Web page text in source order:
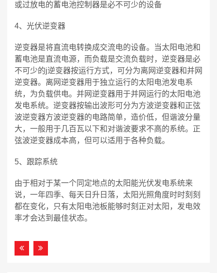
或过放电的蓄电池控制器是必不可少的设备
4、光伏逆变器
逆变器是将直流电转换成交流电的设备。当太阳电池和
蓄电池是直流电源，而负载是交流负载时，逆变器是必
不可少的j逆变器按运行方式，可分为离网逆变器和并网
逆变器。离网逆变器用于独立运行的太阳电池发电系
统，为负载供电。并网逆变器用于并网运行的太阳电池
发电系统。逆变器按输出波形可分为方波逆变器和正弦
波逆变器方波逆变器的电路简单，造价低，但谐波分量
大，一般用于几百瓦以下和对谐波要求不高的系统。正
弦波逆变器成本高，但可以适用于各种负载。
5、跟踪系统
由于相对于某一个同定地点的太阳能光伏发电系统来
说，一年四季、每天日升日落，太阳光照角度时时刻刻
都在变化，只有太阳电池板能够时刻正对太阳，发电效
率才会达到最佳状态。